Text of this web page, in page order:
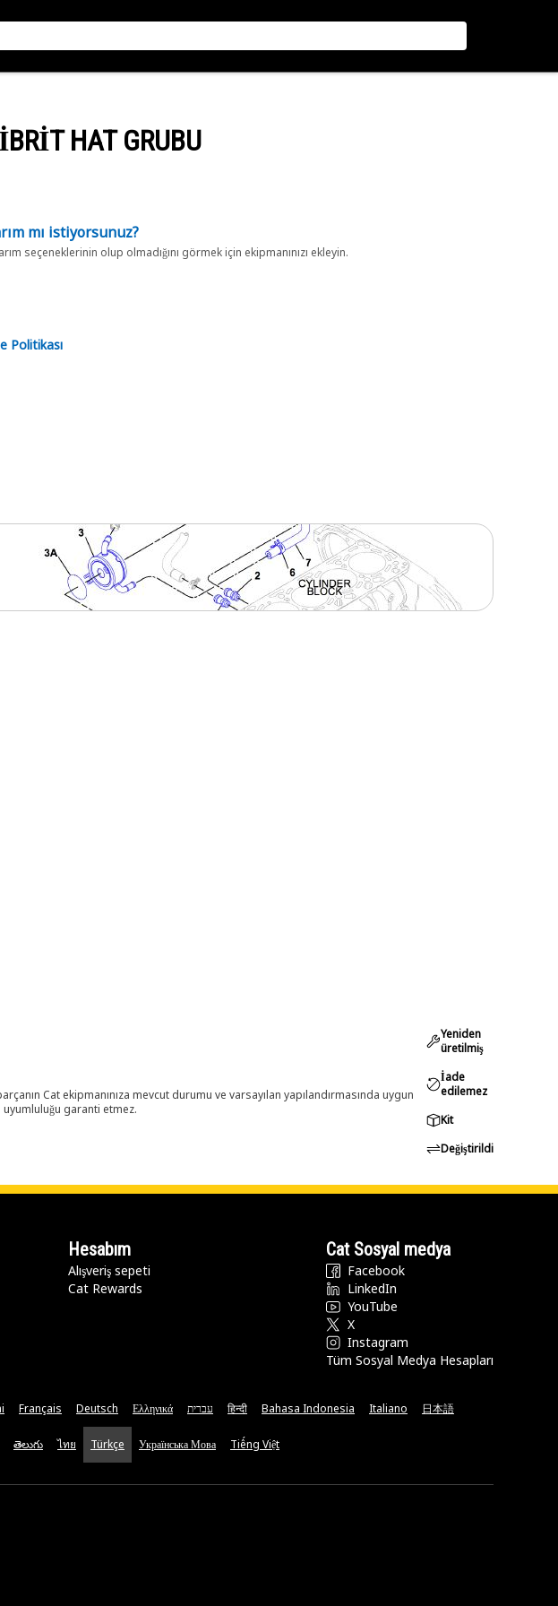
HAT GRUBU
mı istiyorsunuz?
seçeneklerinin olup olmadığını görmek için ekipmanınızı ekleyin.
Politikası
Cat ekipmanınıza mevcut durumu ve varsayılan yapılandırmasında uygun
garanti etmez.
Yeniden
üretilmiş
İade
edilemez
Kit
Değiştirildi
Hesabım
Alışveriş sepeti
Cat Rewards
Cat Sosyal medya
Facebook
LinkedIn
YouTube
X
Instagram
Tüm Sosyal Medya Hesapları
Français Deutsch Ελληνικά עברית हिन्दी Bahasa Indonesia Italiano 日本語
తెలుగు ไทย Türkçe Українська Мова Tiếng Việt